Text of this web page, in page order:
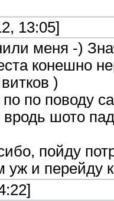
13:05]
меня -)
конешно
)
по поводу
шото
пойду
и перейду